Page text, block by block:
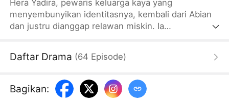
Hera Yadira, pewaris keluarga kaya yang
menyembunyikan identitasnya, kembali dari Abian
dan justru dianggap relawan miskin. Ia
dan mengajukan kontrak pernikahan yang
Hera membalas dan mengungkap jati dirinya
sebagai Ketua Grup Rayad, aliansi investasi
Daftar Drama (64 Episode)
Bagikan: